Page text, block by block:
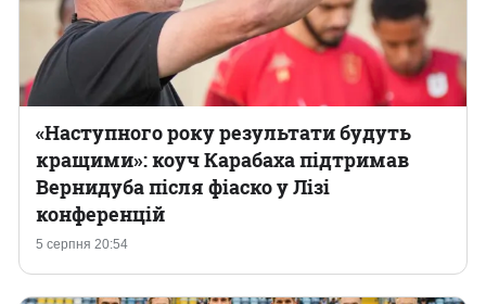
5 серпня 20:54
«Наступного року результати будуть
кращими»: коуч Карабаха підтримав
Вернидуба після фіаско у Лізі
конференцій